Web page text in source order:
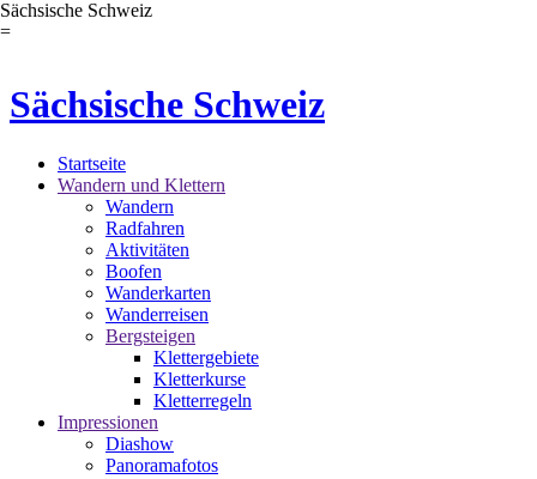
Sächsische Schweiz
=
Sächsische Schweiz
Startseite
Wandern und Klettern
Wandern
Radfahren
Aktivitäten
Boofen
Wanderkarten
Wanderreisen
Bergsteigen
Klettergebiete
Kletterkurse
Kletterregeln
Impressionen
Diashow
Panoramafotos